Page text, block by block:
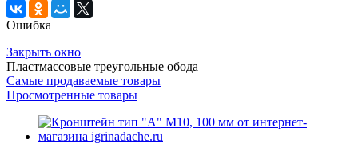
Ошибка
Закрыть окно
Пластмассовые треугольные обода
Самые продаваемые товары
Просмотренные товары